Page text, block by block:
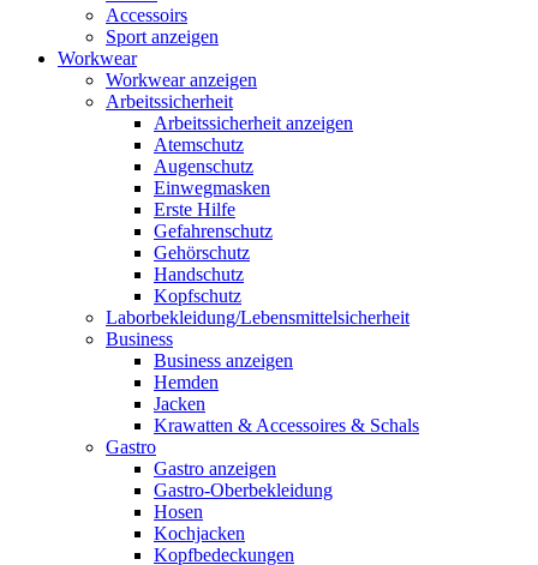
Accessoirs
Sport anzeigen
Workwear
Workwear anzeigen
Arbeitssicherheit
Arbeitssicherheit anzeigen
Atemschutz
Augenschutz
Einwegmasken
Erste Hilfe
Gefahrenschutz
Gehörschutz
Handschutz
Kopfschutz
Laborbekleidung/Lebensmittelsicherheit
Business
Business anzeigen
Hemden
Jacken
Krawatten & Accessoires & Schals
Gastro
Gastro anzeigen
Gastro-Oberbekleidung
Hosen
Kochjacken
Kopfbedeckungen